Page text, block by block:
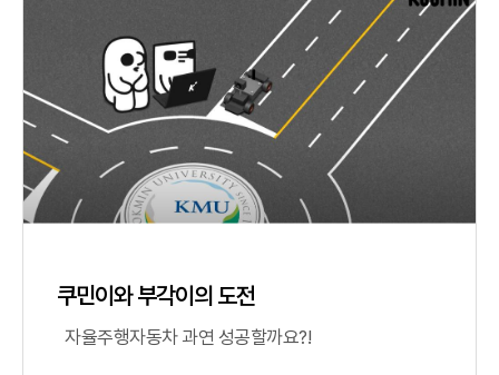
쿠민이와 부각이의 도전